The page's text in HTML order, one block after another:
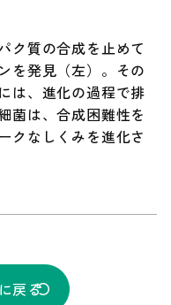
ク質の合成を止めて
を発見（左）。その
は、進化の過程で排
菌は、合成困難性を
クなしくみを進化さ
戻る